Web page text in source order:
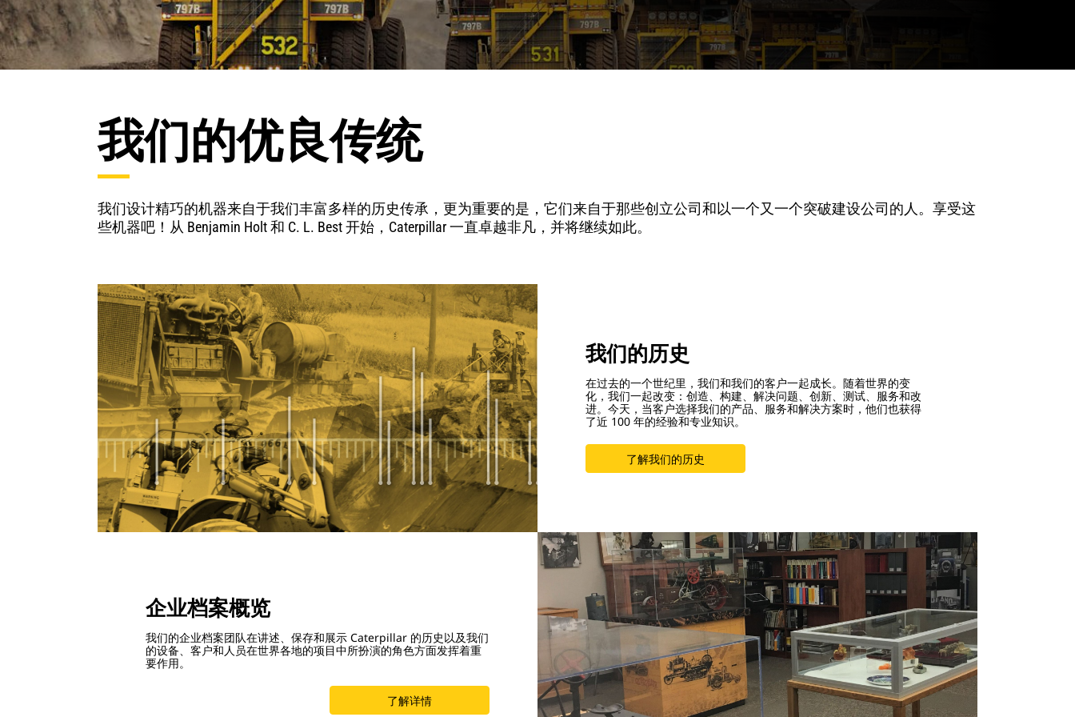
我们的优良传统
我们设计精巧的机器来自于我们丰富多样的历史传承，更为重要的是，它们来自于那些创立公司和以一个又一个突破建设公司的人。享受这
些机器吧！从 Benjamin Holt 和 C. L. Best 开始，Caterpillar 一直卓越非凡，并将继续如此。
我们的历史
在过去的一个世纪里，我们和我们的客户一起成长。随着世界的变
化，我们一起改变：创造、构建、解决问题、创新、测试、服务和改
进。今天，当客户选择我们的产品、服务和解决方案时，他们也获得
了近 100 年的经验和专业知识。
了解我们的历史
企业档案概览
我们的企业档案团队在讲述、保存和展示 Caterpillar 的历史以及我们
的设备、客户和人员在世界各地的项目中所扮演的角色方面发挥着重
要作用。
了解详情